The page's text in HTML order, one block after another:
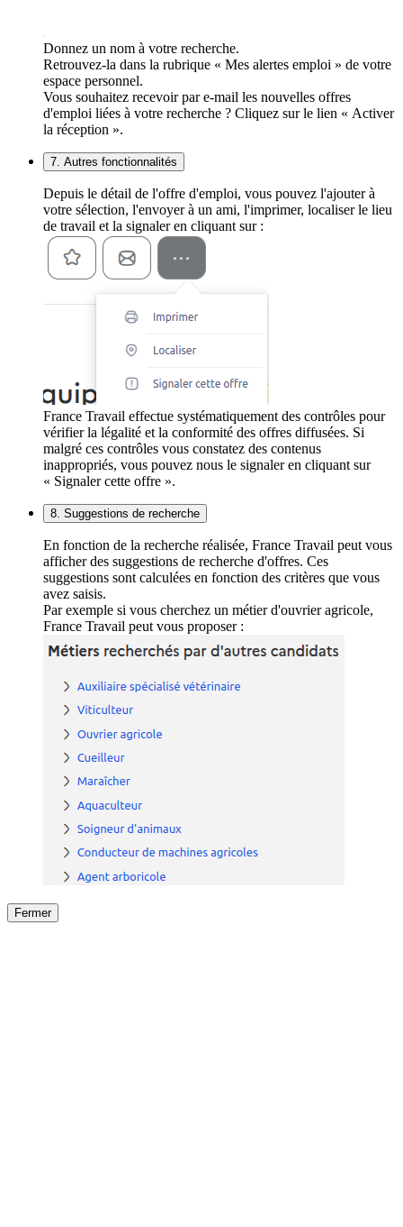
Donnez un nom à votre recherche.
Retrouvez-la dans la rubrique « Mes alertes emploi » de votre
espace personnel.
Vous souhaitez recevoir par e-mail les nouvelles offres
d'emploi liées à votre recherche ? Cliquez sur le lien « Activer
la réception ».
7. Autres fonctionnalités
Depuis le détail de l'offre d'emploi, vous pouvez l'ajouter à
votre sélection, l'envoyer à un ami, l'imprimer, localiser le lieu
de travail et la signaler en cliquant sur :
France Travail effectue systématiquement des contrôles pour
vérifier la légalité et la conformité des offres diffusées. Si
malgré ces contrôles vous constatez des contenus
inappropriés, vous pouvez nous le signaler en cliquant sur
« Signaler cette offre ».
8. Suggestions de recherche
En fonction de la recherche réalisée, France Travail peut vous
afficher des suggestions de recherche d'offres. Ces
suggestions sont calculées en fonction des critères que vous
avez saisis.
Par exemple si vous cherchez un métier d'ouvrier agricole,
France Travail peut vous proposer :
Fermer